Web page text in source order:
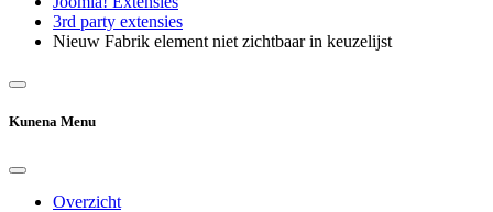
3rd party extensies
Nieuw Fabrik element niet zichtbaar in keuzelijst
Kunena Menu
Overzicht